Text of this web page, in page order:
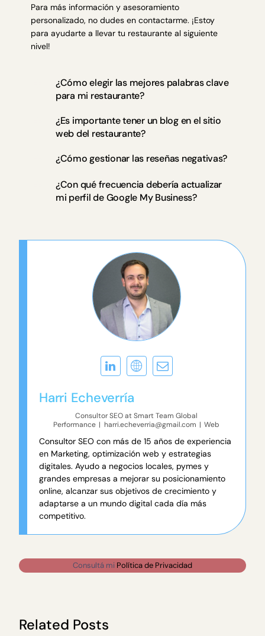
Para más información y asesoramiento
personalizado, no dudes en contactarme. ¡Estoy
para ayudarte a llevar tu restaurante al siguiente
nivel!
¿Cómo elegir las mejores palabras clave
para mi restaurante?
¿Es importante tener un blog en el sitio
web del restaurante?
¿Cómo gestionar las reseñas negativas?
¿Con qué frecuencia debería actualizar
mi perfil de Google My Business?
Harri Echeverría
Consultor SEOatSmart Team Global
Performance | harri.echeverria@gmail.com | Web
Consultor SEO con más de 15 años de experiencia
en Marketing, optimización web y estrategias
digitales. Ayudo a negocios locales, pymes y
grandes empresas a mejorar su posicionamiento
online, alcanzar sus objetivos de crecimiento y
adaptarse a un mundo digital cada día más
competitivo.
Consultá mi Política de Privacidad
Related Posts